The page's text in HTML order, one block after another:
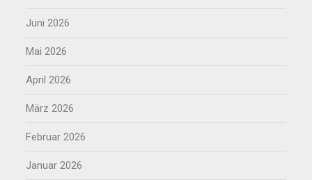
Juni 2026
Mai 2026
April 2026
März 2026
Februar 2026
Januar 2026